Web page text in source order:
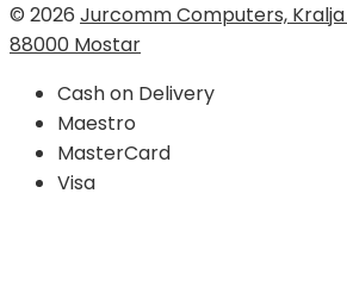
© 2026 Jurcomm Computers,
88000 Mostar
Cash on Delivery
Maestro
MasterCard
Visa